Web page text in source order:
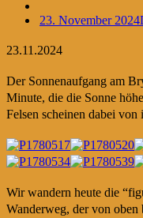
23. November 2024
23.11.2024
Der Sonnenaufgang am
Minute, die die Sonne
Felsen scheinen dabei von
Wir wandern heute die
Wanderweg, der von oben